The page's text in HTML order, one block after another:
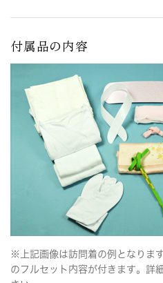
付属品の内容
※上記画像は訪問着の例となりま
のフルセット内容が付きます。詳